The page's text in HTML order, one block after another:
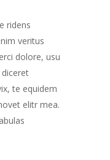
ridens
veritus
dolore, usu
te equidem
elitr mea.